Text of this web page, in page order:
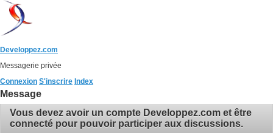
Developpez.com
Messagerie privée
Connexion S'inscrire Index
Message
Vous devez avoir un compte Developpez.com et être
connecté pour pouvoir participer aux discussions.